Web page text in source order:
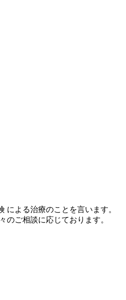
による治療のことを言います。
ご相談に応じております。